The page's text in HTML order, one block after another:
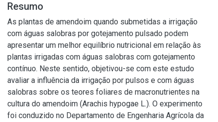
Resumo
As plantas de amendoim quando submetidas a irrigação
com águas salobras por gotejamento pulsado podem
apresentar um melhor equilíbrio nutricional em relação às
plantas irrigadas com águas salobras com gotejamento
contínuo. Neste sentido, objetivou-se com este estudo
avaliar a influência da irrigação por pulsos e com águas
salobras sobre os teores foliares de macronutrientes na
cultura do amendoim (Arachis hypogae L.). O experimento
foi conduzido no Departamento de Engenharia Agrícola da